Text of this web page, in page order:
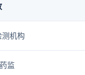
机构
监